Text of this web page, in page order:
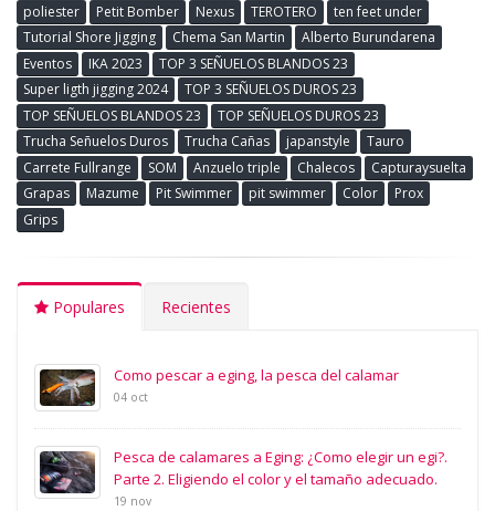
poliester
Petit Bomber Nexus TEROTERO
ten feet under
Tutorial Shore Jigging
Chema San Martin
Alberto Burundarena
Eventos
IKA 2023
TOP 3 SEÑUELOS BLANDOS 23
Super ligth jigging 2024
TOP 3 SEÑUELOS DUROS 23
TOP SEÑUELOS BLANDOS 23
TOP SEÑUELOS DUROS 23
Trucha Señuelos Duros
Trucha Cañas japanstyle
Tauro
Carrete Fullrange
SOM Anzuelo triple Chalecos
Capturaysuelta
Grapas
Mazume Pit Swimmer pit swimmer Color
Prox
Grips
Populares Recientes
Como pescar a eging, la pesca del calamar
04 oct
Pesca de calamares a Eging: ¿Como elegir un egi?.
Parte 2. Eligiendo el color y el tamaño adecuado.
19 nov